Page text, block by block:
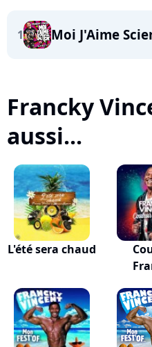
1 Moi J'Aime
Francky
aussi...
L'été sera chaud